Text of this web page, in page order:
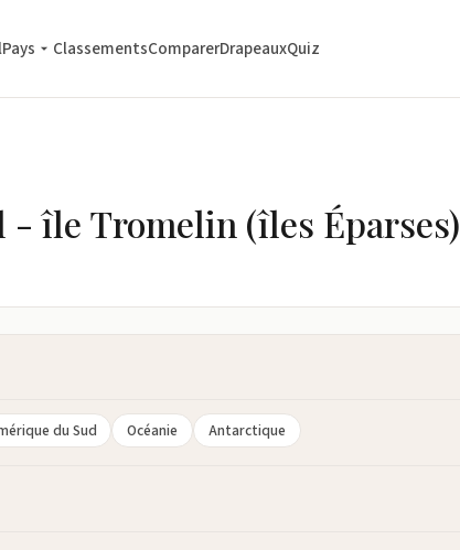
Pays ClassementsComparerDrapeauxQuiz
- île Tromelin (îles Éparses)
du Sud Océanie Antarctique